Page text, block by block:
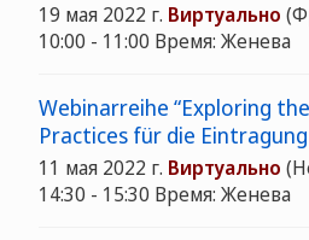
19 мая 2022 г. Виртуально
10:00 - 11:00 Время: Женева
Webinarreihe “Exploring
Practices für die
11 мая 2022 г. Виртуально
14:30 - 15:30 Время: Женева